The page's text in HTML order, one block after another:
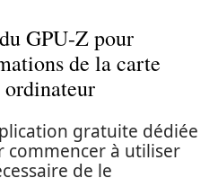
GPU-Z pour
de la carte
ordinateur
gratuite dédiée
commencer à utiliser
de le